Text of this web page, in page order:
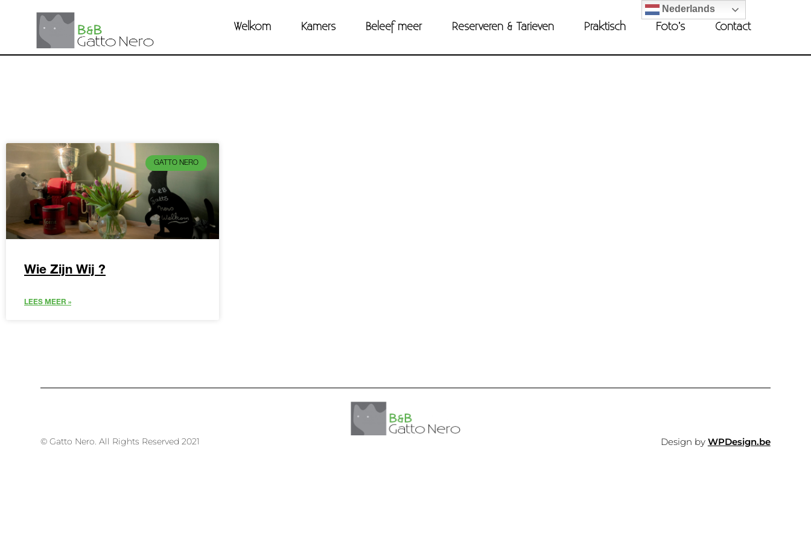
Welkom Kamers Beleef meer Reserveren & Tarieven Praktisch Foto’s Contact
GATTO NERO
Wie Zijn Wij ?
LEES MEER »
© Gatto Nero. All Rights Reserved 2021 Design by WPDesign.be
Nederlands